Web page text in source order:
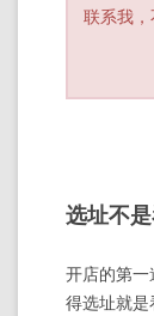
联系我
选址不
开店的第
得选址就是